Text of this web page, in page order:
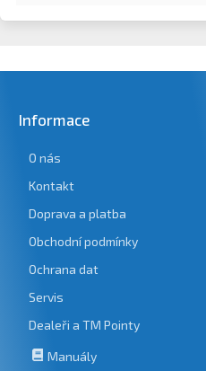
Informace
O nás
Kontakt
Doprava a platba
Obchodní podmínky
Ochrana dat
Servis
Dealeři a TM Pointy
Manuály